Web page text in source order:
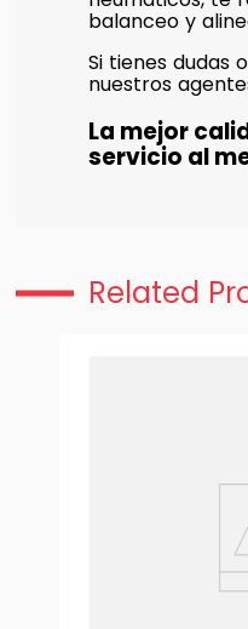
balanceo y
Si tienes dudas
nuestros
La mejor
servicio al
Related